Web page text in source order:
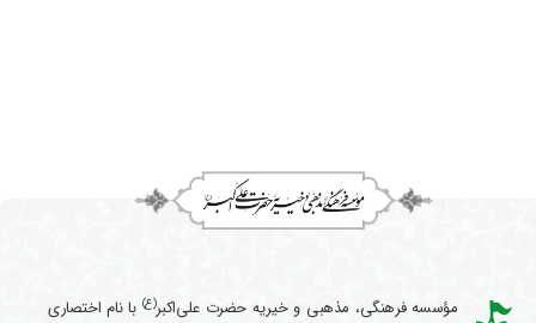
مؤسسه فرهنگی، مذهبی و خیریه حضرت علی‌اکبر(ع) با نام اختصاری